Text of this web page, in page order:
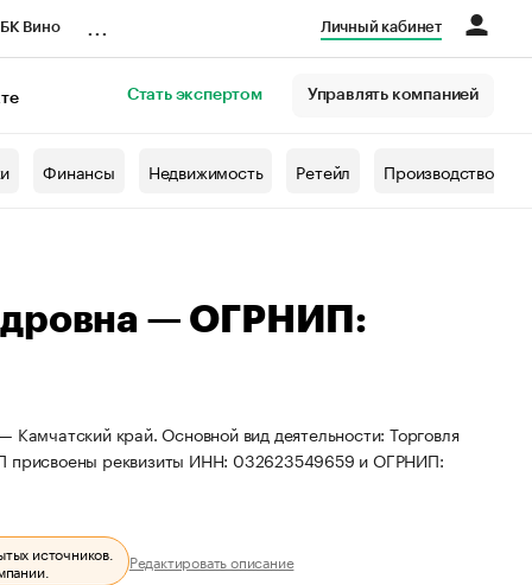
Вино Личный кабинет
Стать экспертом Управлять компанией
Финансы Недвижимость Ретейл Производство
— ОГРНИП:
край. Основной вид деятельности: Торговля
присвоены реквизиты ИНН: 032623549659 и ОГРНИП:
источников.
Редактировать описание